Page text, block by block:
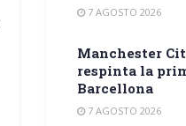
7 AGOSTO 2026
Manchester
respinta la
Barcellona
7 AGOSTO 2026